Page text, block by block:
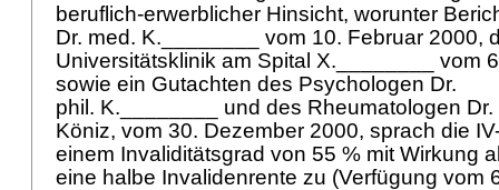
beruflich-erwerblicher Hinsicht, worunter
Dr. med. K.________ vom 10. Februar 2000,
Universitätsklinik am Spital X.________ vom
sowie ein Gutachten des Psychologen Dr.
phil. K.________ und des Rheumatologen
Köniz, vom 30. Dezember 2000, sprach die
einem Invaliditätsgrad von 55 % mit Wirkung
eine halbe Invalidenrente zu (Verfügung vom